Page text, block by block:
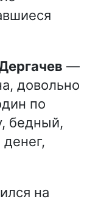
—
довольно
по
бедный,
на